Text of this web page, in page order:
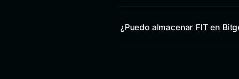
¿Puedo almacenar FIT en